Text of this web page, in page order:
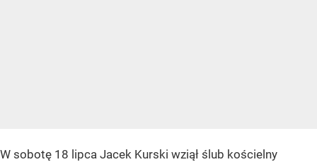
W sobotę 18 lipca Jacek Kurski wziął ślub kościelny